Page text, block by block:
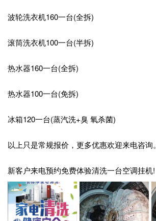
波轮洗衣机160一台(全拆)
滚筒洗衣机100一台(半拆)
热水器160一台(全拆)
热水器100一台(免拆)
冰箱120一台(蒸汽洗+臭 氧杀菌)
以上只是常规报价，更多优惠欢迎来电咨询。
新客户来电预约免费体验清洗一台空调挂机!